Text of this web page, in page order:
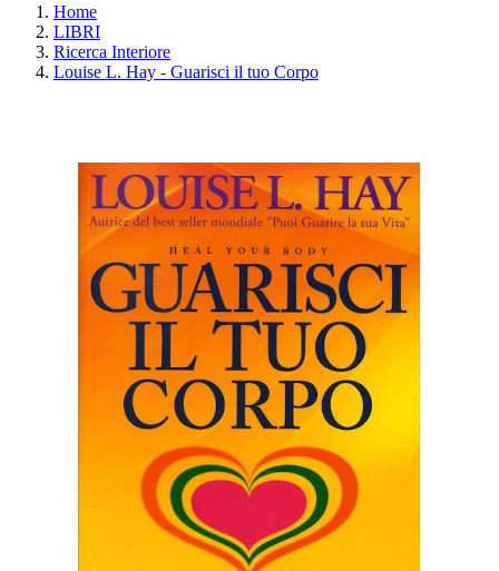
Home
LIBRI
Ricerca Interiore
Louise L. Hay - Guarisci il tuo Corpo